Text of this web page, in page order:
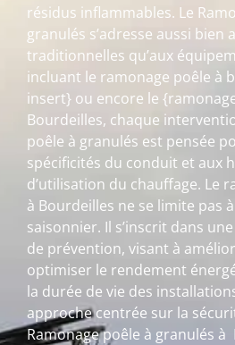
résidus inflammables. Le
granulés s’adresse aussi bien
traditionnelles qu’aux
incluant le ramonage poêle à
insert} ou encore le
Bourdeilles, chaque
poêle à granulés est pensée
spécificités du conduit et aux
d’utilisation du chauffage. Le
à Bourdeilles ne se limite pas
saisonnier. Il s’inscrit dans
de prévention, visant à
optimiser le rendement
la durée de vie des
approche centrée sur la
Ramonage poêle à granulés à